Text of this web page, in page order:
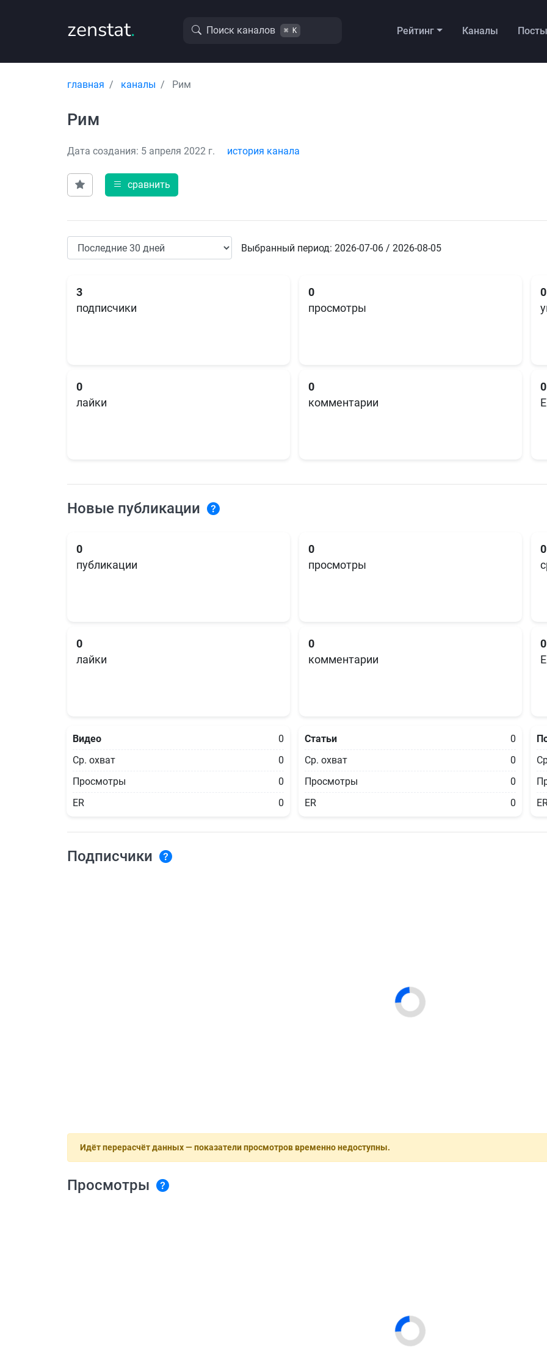
zenstat. Поиск каналов ⌘ K Рейтинг Каналы Посты
главная каналы Рим
Рим
Дата создания: 5 апреля 2022 г. история канала
сравнить
Выбранный период: 2026-07-06 / 2026-08-05
3
подписчики
0
просмотры
0
0
лайки
0
комментарии
0
Новые публикации
0
публикации
0
просмотры
0
0
лайки
0
комментарии
0
Видео
0
Ср. охват
0
Просмотры
0
ER
0
Статьи
0
Ср. охват
0
Просмотры
0
ER
0
Подписчики
Идёт перерасчёт данных — показатели просмотров временно недоступны.
Просмотры